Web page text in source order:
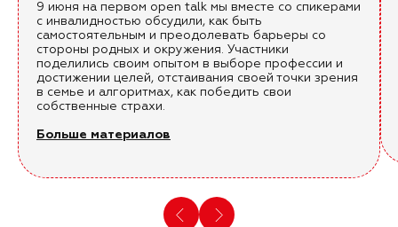
9 июня на первом open talk мы вместе со спикерами
с инвалидностью обсудили, как быть
самостоятельным и преодолевать барьеры со
стороны родных и окружения. Участники
поделились своим опытом в выборе профессии и
достижении целей, отстаивания своей точки зрения
в семье и алгоритмах, как победить свои
собственные страхи.
Больше материалов